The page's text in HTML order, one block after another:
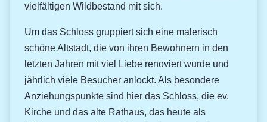
vielfältigen Wildbestand mit sich.
Um das Schloss gruppiert sich eine malerisch
schöne Altstadt, die von ihren Bewohnern in den
letzten Jahren mit viel Liebe renoviert wurde und
jährlich viele Besucher anlockt. Als besondere
Anziehungspunkte sind hier das Schloss, die ev.
Kirche und das alte Rathaus, das heute als